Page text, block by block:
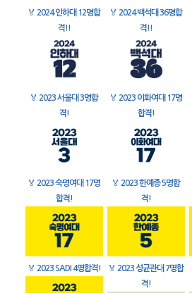
🏅 2024 인하대 12명합
격!!
🏅 2024 백석대 36명합
격!!
🏅 2023 서울대 3명합
격!
🏅 2023 이화여대 17명
합격!
🏅 2023 숙명여대 17명
합격!
🏅 2023 한예종 5명합
격!
🏅 2023 SADI 4명합격! 🏅 2023 성균관대 7명합
격!